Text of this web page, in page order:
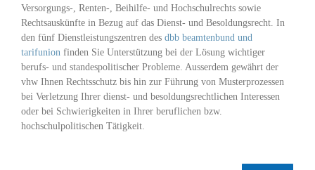
Versorgungs-, Renten-, Beihilfe- und Hochschulrechts sowie
Rechtsauskünfte in Bezug auf das Dienst- und Besoldungsrecht. In
den fünf Dienstleistungszentren des dbb beamtenbund und
tarifunion finden Sie Unterstützung bei der Lösung wichtiger
berufs- und standespolitischer Probleme. Ausserdem gewährt der
vhw Ihnen Rechtsschutz bis hin zur Führung von Musterprozessen
bei Verletzung Ihrer dienst- und besoldungsrechtlichen Interessen
oder bei Schwierigkeiten in Ihrer beruflichen bzw.
hochschulpolitischen Tätigkeit.